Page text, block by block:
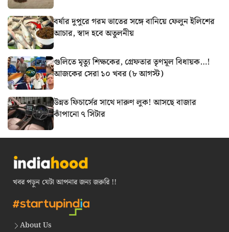
বর্ষার দুপুরে গরম ভাতের সঙ্গে বানিয়ে ফেলুন ইলিশের
আচার, স্বাদ হবে অতুলনীয়
গুলিতে মৃত্যু শিক্ষকের, গ্রেফতার তৃণমূল বিধায়ক…!
আজকের সেরা ১০ খবর (৮ আগস্ট)
উন্নত ফিচার্সের সাথে দারুণ লুক! আসছে বাজার
কাঁপানো ৭ সিটার
খবর পড়ুন যেটা আপনার জন্য জরুরি !!
About Us